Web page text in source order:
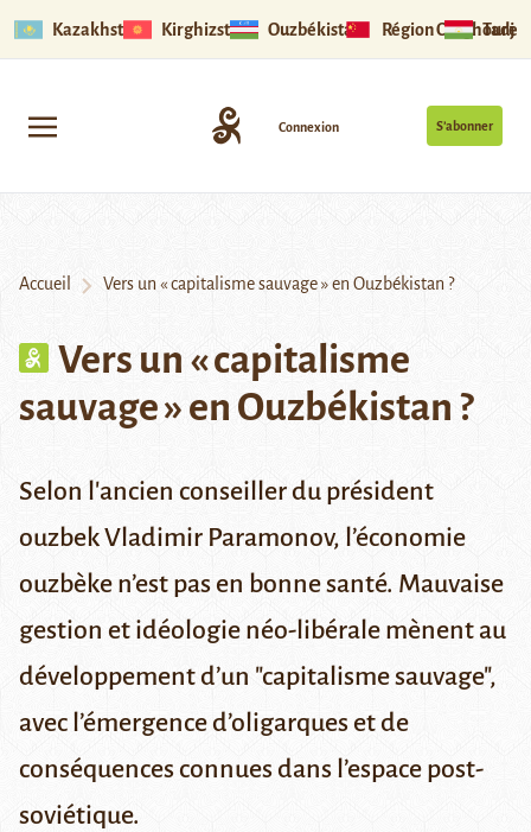
Kazakhstan Kirghizstan Ouzbékistan Région Ouïghoure
S’abonner
Connexion
Accueil Vers un « capitalisme sauvage » en Ouzbékistan ?
Vers un « capitalisme
sauvage » en Ouzbékistan ?
Selon l'ancien conseiller du président
ouzbek Vladimir Paramonov, l’économie
ouzbèke n’est pas en bonne santé. Mauvaise
gestion et idéologie néo-libérale mènent au
développement d’un "capitalisme sauvage",
avec l’émergence d’oligarques et de
conséquences connues dans l’espace post-
soviétique.